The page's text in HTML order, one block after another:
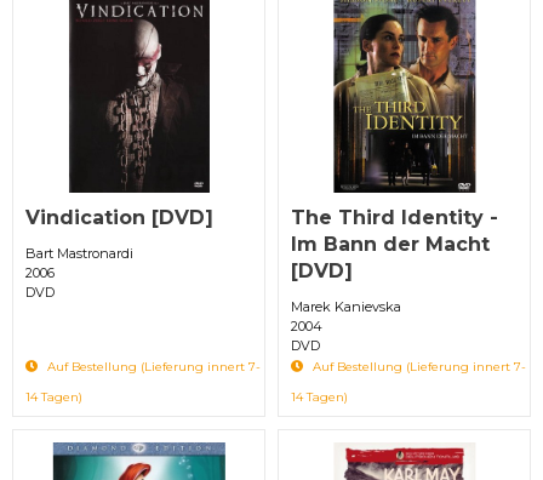
Vindication [DVD]
Bart Mastronardi
2006
DVD
Auf Bestellung (Lieferung innert 7-
14 Tagen)
The Third Identity -
Im Bann der Macht
[DVD]
Marek Kanievska
2004
DVD
Auf Bestellung (Lieferung innert 7-
14 Tagen)